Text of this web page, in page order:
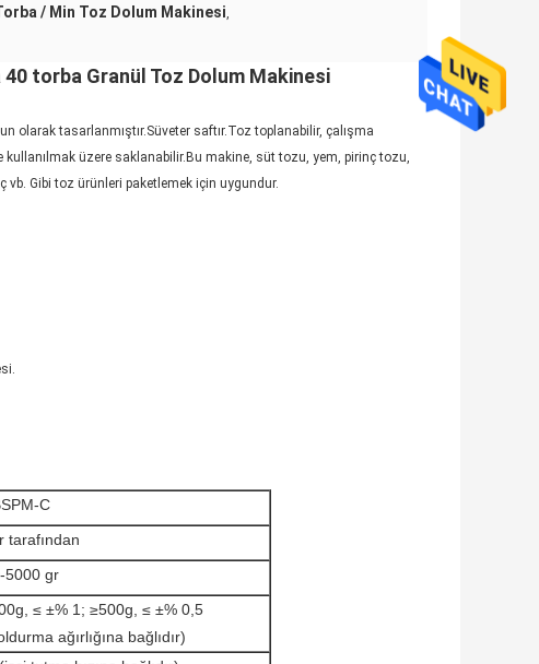
/ Min Toz Dolum Makinesi,
40 torba Granül Toz Dolum Makinesi
olarak tasarlanmıştır.Süveter saftır.Toz toplanabilir, çalışma
üzere saklanabilir.Bu makine, süt tozu, yem, pirinç tozu,
Gibi toz ürünleri paketlemek için uygundur.
C
tarafından
5000 gr
≤ ±% 1; ≥500g, ≤ ±% 0,5
ağırlığına bağlıdır)